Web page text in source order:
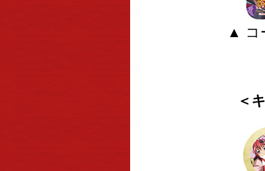
▲ コ
＜